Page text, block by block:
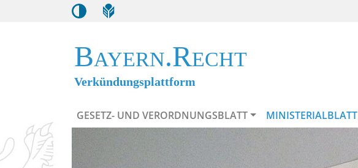
Bayern.Recht
Verkündungsplattform
GESETZ- UND VERORDNUNGSBLATT MINISTERIALBLATT